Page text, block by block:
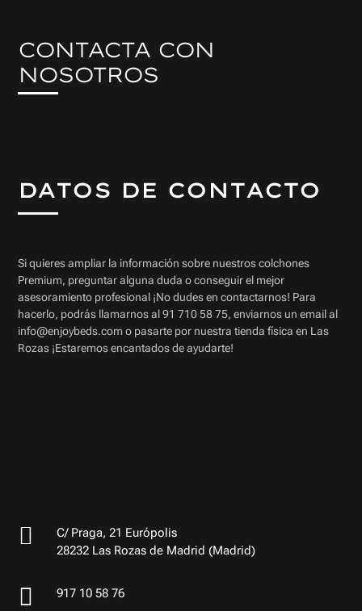
CONTACTA CON
NOSOTROS
DATOS DE CONTACTO
Si quieres ampliar la información sobre nuestros colchones
Premium, preguntar alguna duda o conseguir el mejor
asesoramiento profesional ¡No dudes en contactarnos! Para
hacerlo, podrás llamarnos al 91 710 58 75, enviarnos un email al
info@enjoybeds.com o pasarte por nuestra tienda física en Las
Rozas ¡Estaremos encantados de ayudarte!

C/ Praga, 21 Európolis
28232 Las Rozas de Madrid (Madrid)
 917 10 58 76